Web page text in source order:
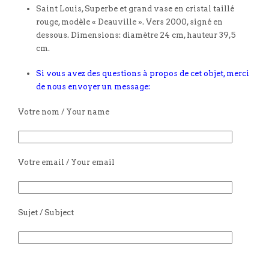
Saint Louis, Superbe et grand vase en cristal taillé
rouge, modèle « Deauville ». Vers 2000, signé en
dessous. Dimensions: diamètre 24 cm, hauteur 39,5
cm.
Si vous avez des questions à propos de cet objet, merci
de nous envoyer un message:
Votre nom / Your name
Votre email / Your email
Sujet / Subject